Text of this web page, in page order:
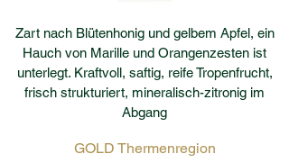
Zart nach Blütenhonig und gelbem Apfel, ein
Hauch von Marille und Orangenzesten ist
unterlegt. Kraftvoll, saftig, reife Tropenfrucht,
frisch strukturiert, mineralisch-zitronig im
Abgang
GOLD Thermenregion